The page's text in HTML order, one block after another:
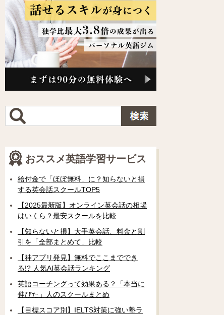
おススメ英語学習サービス
給付金で「ほぼ無料」に？知らないと損
する英会話スクールTOP5
【2025最新版】オンライン英会話の相場
はいくら？最安スクールを比較
【知らないと損】大手英会話、料金と割
引を「全部まとめて」比較
【神アプリ発見】無料でここまででき
る!? 人気AI英会話ランキング
英語コーチングって効果ある？「本当に
伸びた」人のスクールまとめ
【目標スコア別】IELTS対策に強い塾ラ